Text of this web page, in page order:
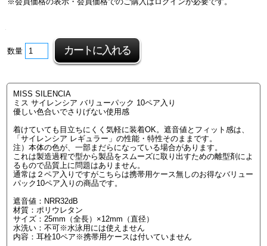
数量
MISS SILENCIA
ミス サイレンシア バリューパック 10ペア入り
優しい色合いでさりげない使用感
着けていても目立ちにくく気軽に装着OK。遮音値とフィット感は、
「サイレンシア レギュラー」の性能・特性そのままです。
注）本体の色が、一部まだらになっている場合があります。
これは製造過程で型から製品をスムーズに取り出すための離型剤によ
るもので品質上に問題はありません。
通常は２ペア入りですがこちらは携帯用ケース無しのお得なバリュー
パック10ペア入りの商品です。
遮音値：NRR32dB
材質：ポリウレタン
サイズ：25mm（全長）×12mm（直径）
水洗い：不可※水泳用には使えません
内容：耳栓10ペア※携帯用ケースは付いていません